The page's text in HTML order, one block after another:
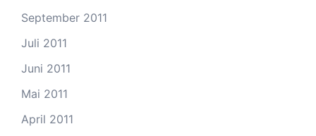
September 2011
Juli 2011
Juni 2011
Mai 2011
April 2011